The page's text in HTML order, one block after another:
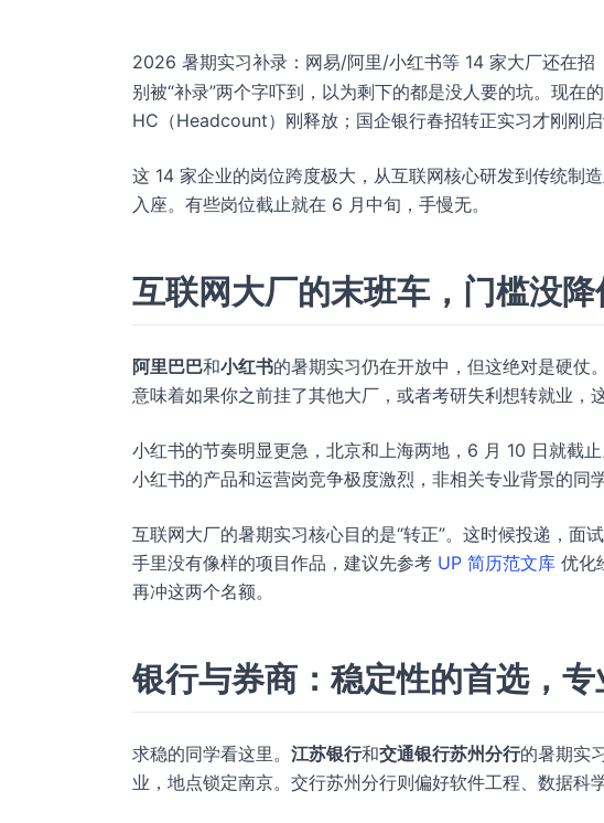
2026 暑期实习补录：网易/阿里/小红书等 14 家大厂还在招
别被“补录”两个字吓到，以为剩下的都是没人要的坑。现在
HC（Headcount）刚释放；国企银行春招转正实习才刚刚启
这 14 家企业的岗位跨度极大，从互联网核心研发到传统制
入座。有些岗位截止就在 6 月中旬，手慢无。
互联网大厂的末班车，门槛没降
阿里巴巴和小红书的暑期实习仍在开放中，但这绝对是硬仗
意味着如果你之前挂了其他大厂，或者考研失利想转就业，
小红书的节奏明显更急，北京和上海两地，6 月 10 日就截
小红书的产品和运营岗竞争极度激烈，非相关专业背景的同
互联网大厂的暑期实习核心目的是“转正”。这时候投递，面
手里没有像样的项目作品，建议先参考 UP 简历范文库 优化
再冲这两个名额。
银行与券商：稳定性的首选，
求稳的同学看这里。 江苏银行和交通银行苏州分行的暑期实
业，地点锁定南京。交行苏州分行则偏好软件工程、数据科